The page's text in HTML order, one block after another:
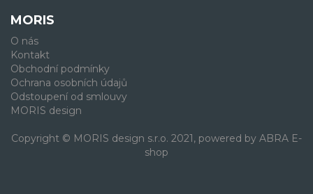
MORIS
O nás
Kontakt
Obchodní podmínky
Ochrana osobních údajů
Odstoupení od smlouvy
MORIS design
Copyright © MORIS design s.r.o. 2021, powered by ABRA E-
shop